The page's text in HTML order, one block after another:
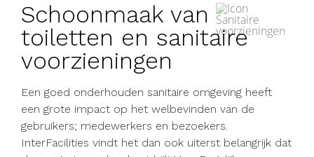
Schoonmaak van
toiletten en sanitaire
voorzieningen
Een goed onderhouden sanitaire omgeving heeft
een grote impact op het welbevinden van de
gebruikers; medewerkers en bezoekers.
InterFacilities vindt het dan ook uiterst belangrijk dat